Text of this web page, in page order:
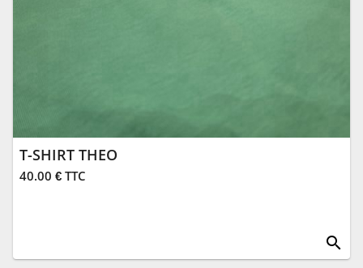
T-SHIRT THEO
40.00 € TTC
search